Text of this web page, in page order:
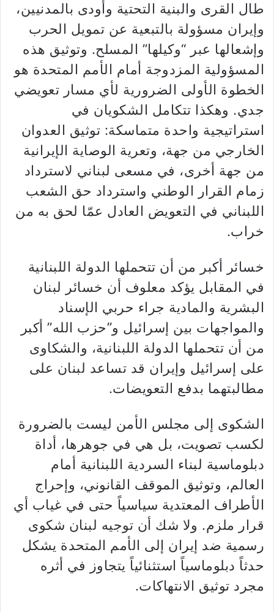
طال القرى والبنية التحتية وأودى بالمدنيين،
وإيران مسؤولة بالتبعية عن تمويل الحرب
وإشعالها عبر “وكيلها” المسلح. وتوثيق هذه
المسؤولية المزدوجة أمام الأمم المتحدة هو
الخطوة الأولى الضرورية لأي مسار تعويضي
جدي. وهكذا تتكامل الشكويان في
استراتيجية واحدة متماسكة: توثيق العدوان
الخارجي من جهة، وتعرية الوصاية الإيرانية
من جهة أخرى، في مسعى لبناني لاسترداد
زمام القرار الوطني واسترداد حق الشعب
اللبناني في التعويض العادل عمّا لحق به من
خراب.
خسائر أكبر من أن تتحملها الدولة اللبنانية
في المقابل يؤكد معلوف أن خسائر لبنان
البشرية والمادية جراء حربي الإسناد
والمواجهات بين إسرائيل و”حزب الله” أكبر
من أن تتحملها الدولة اللبنانية، والشكاوى
على إسرائيل وإيران قد تساعد لبنان على
مطالبتهما بدفع التعويضات.
الشكوى إلى مجلس الأمن ليست بالضرورة
لكسب تصويت، بل هي في جوهرها، أداة
دبلوماسية لبناء السردية اللبنانية أمام
العالم، وتوثيق الموقف القانوني، وإحراج
الأطراف المعتدية سياسياً حتى في غياب أي
قرار ملزم. ولا شك أن توجيه لبنان شكوى
رسمية ضد إيران إلى الأمم المتحدة يشكل
حدثاً دبلوماسياً استثنائياً يتجاوز في أثره
مجرد توثيق الانتهاكات.